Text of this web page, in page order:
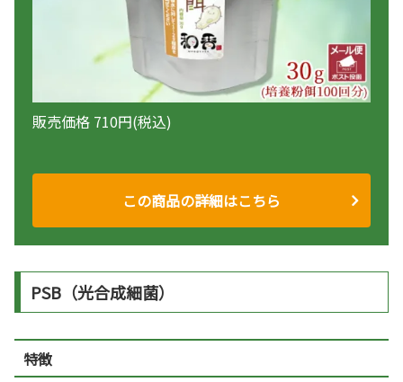
販売価格 710円(税込)
この商品の詳細はこちら
PSB（光合成細菌）
特徴